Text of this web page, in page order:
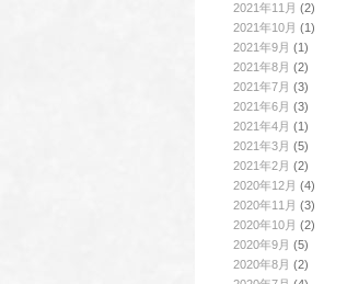
2021年11月 (2)
2021年10月 (1)
2021年9月 (1)
2021年8月 (2)
2021年7月 (3)
2021年6月 (3)
2021年4月 (1)
2021年3月 (5)
2021年2月 (2)
2020年12月 (4)
2020年11月 (3)
2020年10月 (2)
2020年9月 (5)
2020年8月 (2)